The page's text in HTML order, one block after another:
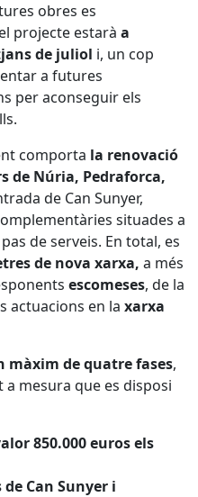
obres es
projecte estarà a
de juliol i, un cop
a futures
per aconseguir els
comporta la renovació
de Núria, Pedraforca,
de Can Sunyer,
situades a
de serveis. En total, es
de nova xarxa, a més
escomeses, de la
actuacions en la xarxa
màxim de quatre fases,
mesura que es disposi
850.000 euros els
Can Sunyer i